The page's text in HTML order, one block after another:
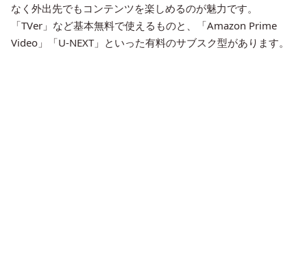
なく外出先でもコンテンツを楽しめるのが魅力です。
「TVer」など基本無料で使えるものと、「Amazon Prime
Video」「U-NEXT」といった有料のサブスク型があります。